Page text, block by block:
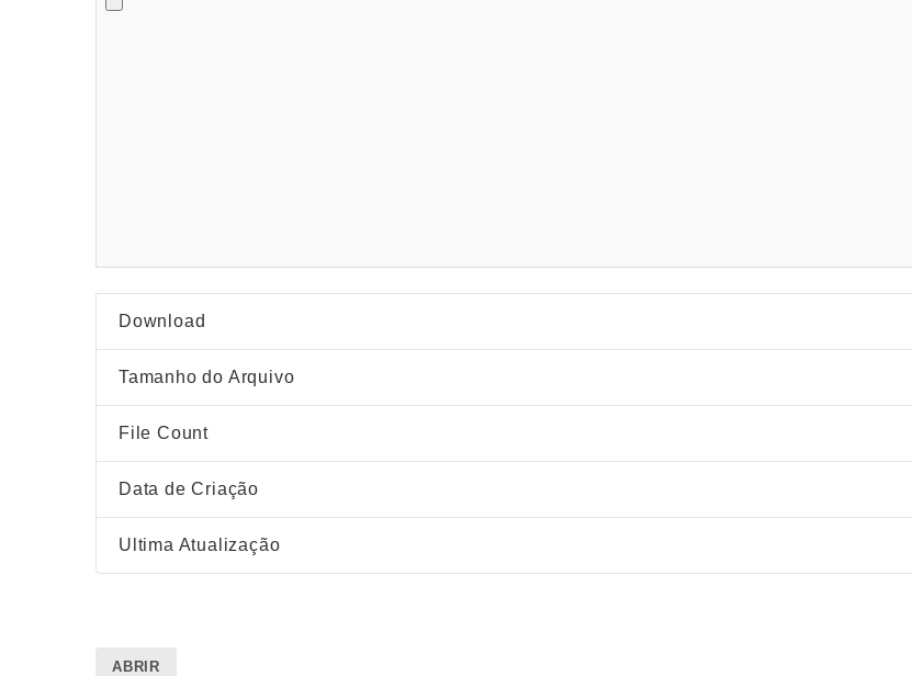
Download
Tamanho do Arquivo
File Count
Data de Criação
Ultima Atualização
ABRIR